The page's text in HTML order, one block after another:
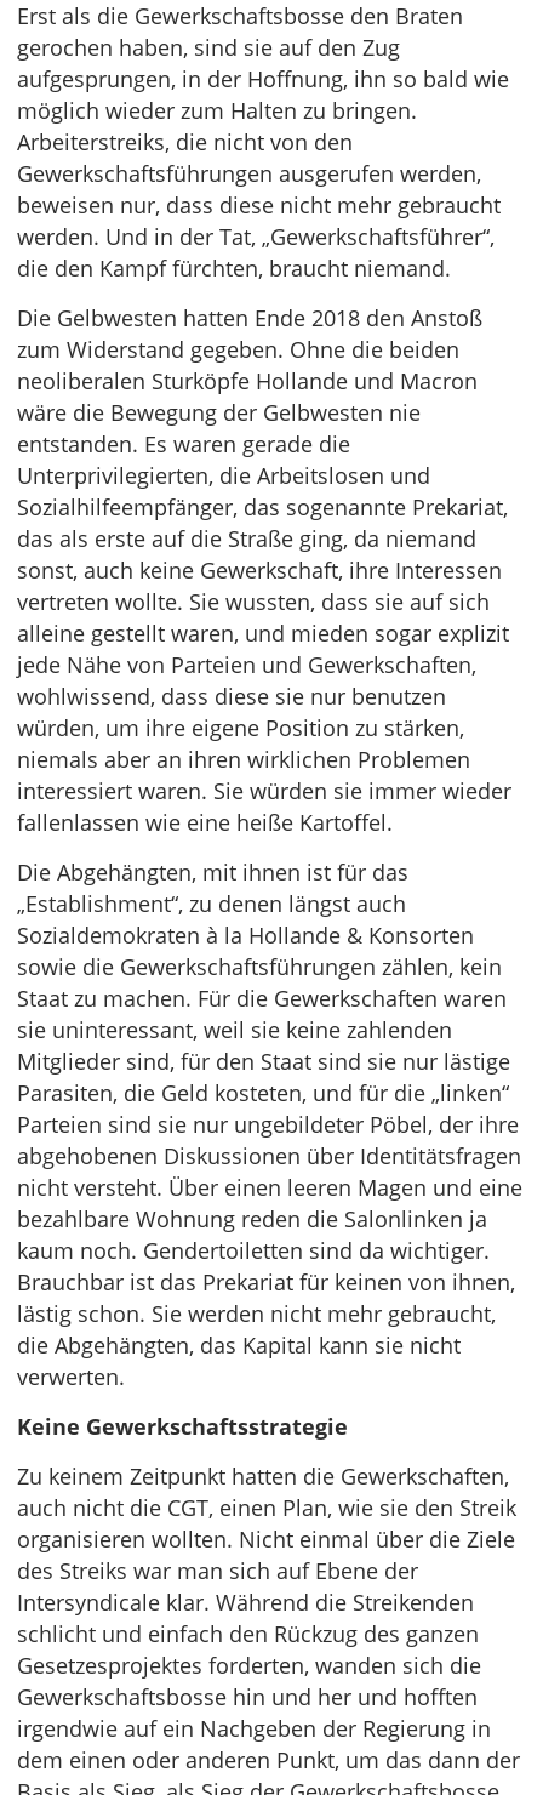
Erst als die Gewerkschaftsbosse den Braten
gerochen haben, sind sie auf den Zug
aufgesprungen, in der Hoffnung, ihn so bald wie
möglich wieder zum Halten zu bringen.
Arbeiterstreiks, die nicht von den
Gewerkschaftsführungen ausgerufen werden,
beweisen nur, dass diese nicht mehr gebraucht
werden. Und in der Tat, „Gewerkschaftsführer“,
die den Kampf fürchten, braucht niemand.
Die Gelbwesten hatten Ende 2018 den Anstoß
zum Widerstand gegeben. Ohne die beiden
neoliberalen Sturköpfe Hollande und Macron
wäre die Bewegung der Gelbwesten nie
entstanden. Es waren gerade die
Unterprivilegierten, die Arbeitslosen und
Sozialhilfeempfänger, das sogenannte Prekariat,
das als erste auf die Straße ging, da niemand
sonst, auch keine Gewerkschaft, ihre Interessen
vertreten wollte. Sie wussten, dass sie auf sich
alleine gestellt waren, und mieden sogar explizit
jede Nähe von Parteien und Gewerkschaften,
wohlwissend, dass diese sie nur benutzen
würden, um ihre eigene Position zu stärken,
niemals aber an ihren wirklichen Problemen
interessiert waren. Sie würden sie immer wieder
fallenlassen wie eine heiße Kartoffel.
Die Abgehängten, mit ihnen ist für das
„Establishment“, zu denen längst auch
Sozialdemokraten à la Hollande & Konsorten
sowie die Gewerkschaftsführungen zählen, kein
Staat zu machen. Für die Gewerkschaften waren
sie uninteressant, weil sie keine zahlenden
Mitglieder sind, für den Staat sind sie nur lästige
Parasiten, die Geld kosteten, und für die „linken“
Parteien sind sie nur ungebildeter Pöbel, der ihre
abgehobenen Diskussionen über Identitätsfragen
nicht versteht. Über einen leeren Magen und eine
bezahlbare Wohnung reden die Salonlinken ja
kaum noch. Gendertoiletten sind da wichtiger.
Brauchbar ist das Prekariat für keinen von ihnen,
lästig schon. Sie werden nicht mehr gebraucht,
die Abgehängten, das Kapital kann sie nicht
verwerten.
Keine Gewerkschaftsstrategie
Zu keinem Zeitpunkt hatten die Gewerkschaften,
auch nicht die CGT, einen Plan, wie sie den Streik
organisieren wollten. Nicht einmal über die Ziele
des Streiks war man sich auf Ebene der
Intersyndicale klar. Während die Streikenden
schlicht und einfach den Rückzug des ganzen
Gesetzesprojektes forderten, wanden sich die
Gewerkschaftsbosse hin und her und hofften
irgendwie auf ein Nachgeben der Regierung in
dem einen oder anderen Punkt, um das dann der